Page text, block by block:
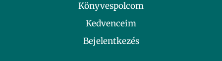
Könyvespolcom
Kedvenceim
Bejelentkezés